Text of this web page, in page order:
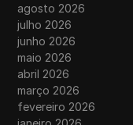
agosto 2026
julho 2026
junho 2026
maio 2026
abril 2026
março 2026
fevereiro 2026